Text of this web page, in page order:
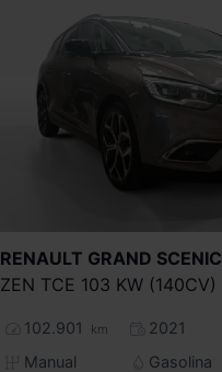
RENAULT GRAND SCENIC
102.901 km
2021
Manual
Gasolina